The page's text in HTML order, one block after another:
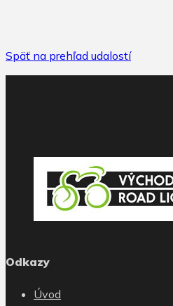
Späť na prehľad udalostí
Odkazy
Úvod